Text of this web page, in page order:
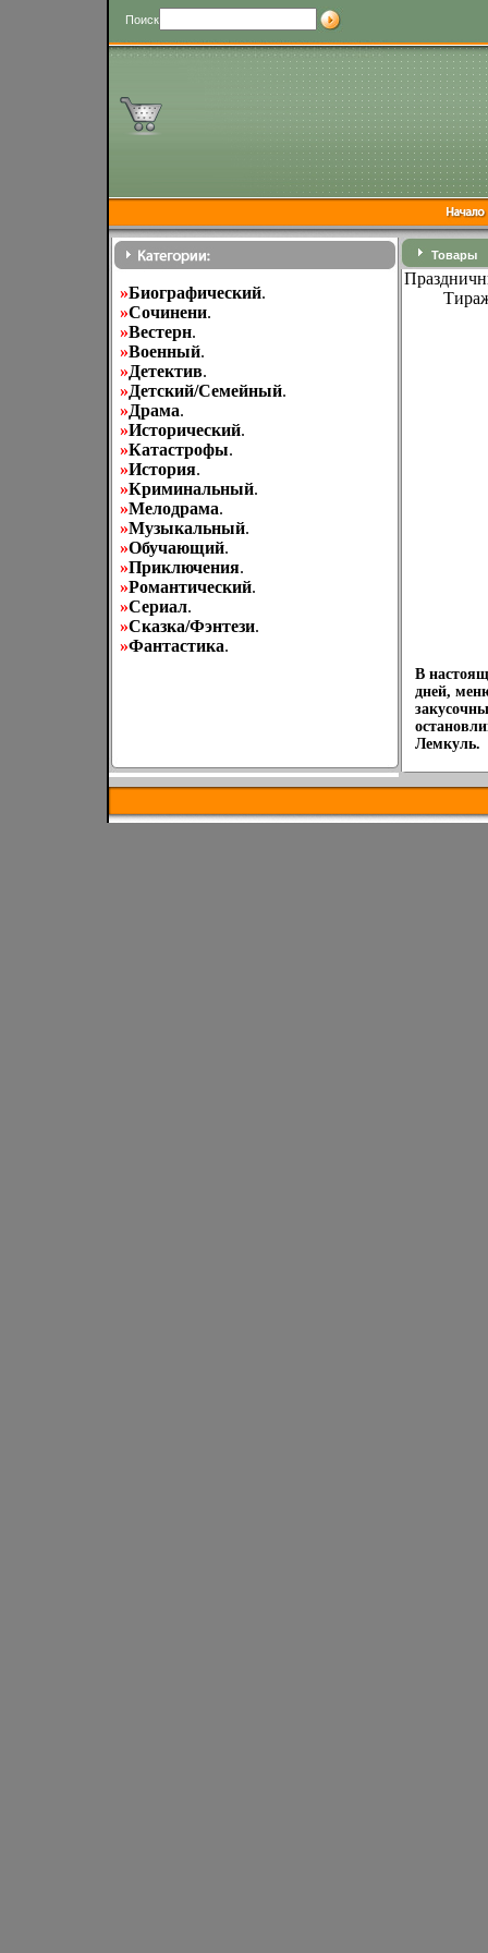
Поиск
»Биографический.
»Cочинени.
»Вестерн.
»Военный.
»Детектив.
»Детский/Семейный.
»Драма.
»Исторический.
»Катастрофы.
»История.
»Криминальный.
»Мелодрама.
»Музыкальный.
»Обучающий.
»Приключения.
»Романтический.
»Сериал.
»Сказка/Фэнтези.
»Фантастика.
Товары
В
дней,
Лемкуль.